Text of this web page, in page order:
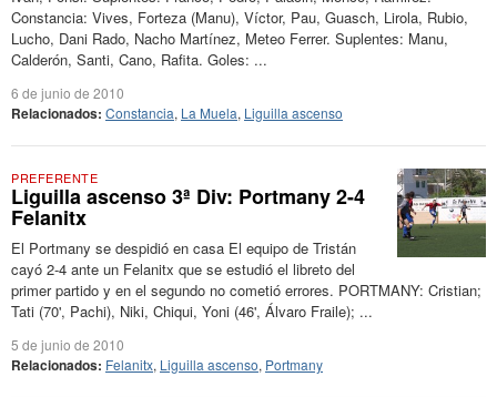
Constancia: Vives, Forteza (Manu), Víctor, Pau, Guasch, Lirola, Rubio,
Lucho, Dani Rado, Nacho Martínez, Meteo Ferrer. Suplentes: Manu,
Calderón, Santi, Cano, Rafita. Goles: ...
6 de junio de 2010
Relacionados: Constancia, La Muela, Liguilla ascenso
PREFERENTE
Liguilla ascenso 3ª Div: Portmany 2-4
Felanitx
El Portmany se despidió en casa El equipo de Tristán
cayó 2-4 ante un Felanitx que se estudió el libreto del
primer partido y en el segundo no cometió errores. PORTMANY: Cristian;
Tati (70', Pachi), Niki, Chiqui, Yoni (46', Álvaro Fraile); ...
5 de junio de 2010
Relacionados: Felanitx, Liguilla ascenso, Portmany